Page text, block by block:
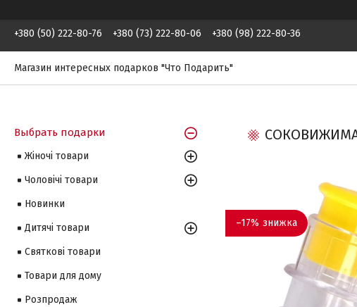
+380 (50) 222-80-76 +380 (73) 222-80-06 +380 (98) 222-80-36
Магазин интересных подарков "Что Подарить"
–17%
Выбрать подарки
Жіночі товари
Чоловічі товари
Новинки
Дитячі товари
Святкові товари
Товари для дому
Розпродаж